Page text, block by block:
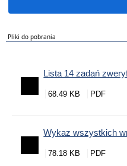
Pliki do pobrania
Lista 14 zadań
68.49 KB
Wykaz wszystkich
78.18 KB